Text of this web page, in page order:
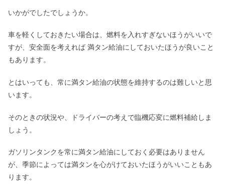
いかがでしたでしょうか。
車を軽くしておきたい場合は、燃料を入れすぎないほうがいいで
すが、安全面を考えれば 満タン給油にしておいたほうが良いこと
もあります。
とはいっても、常に満タン給油の状態を維持するのは難しいと思
います。
そのときの状況や、ドライバーの考えで臨機応変に燃料補給しま
しょう。
ガソリンタンクを常に満タン給油にしておく必要はありません
が、季節によっては満タンを心がけておいたほうがいいこともあ
ります。